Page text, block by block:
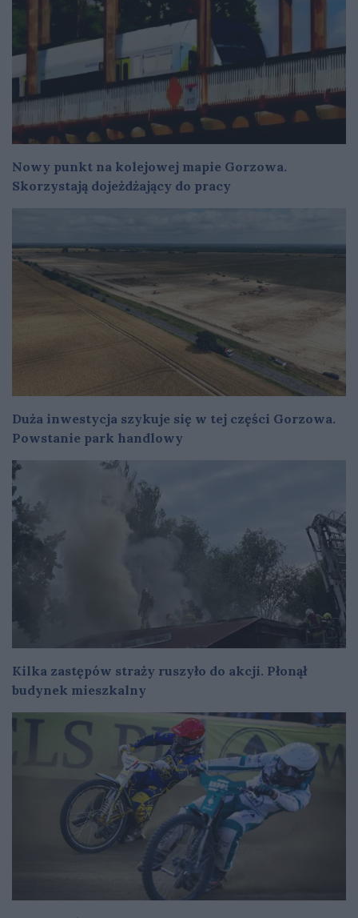
Nowy punkt na kolejowej mapie Gorzowa.
Skorzystają dojeżdżający do pracy
Duża inwestycja szykuje się w tej części Gorzowa.
Powstanie park handlowy
Kilka zastępów straży ruszyło do akcji. Płonął
budynek mieszkalny